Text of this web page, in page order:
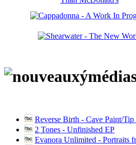
Reverse Birth - Cave Paint/Tip
2 Tones - Unfinished EP
Evanora Unlimited - Portraits